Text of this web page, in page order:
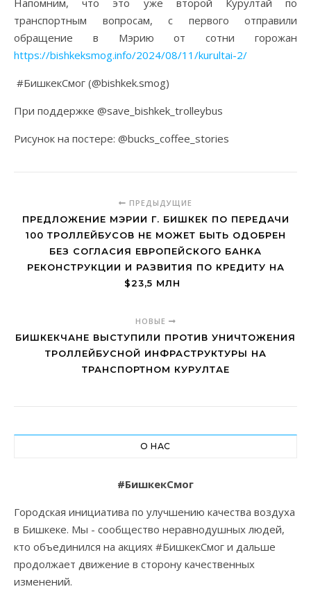
Напомним, что это уже второй Курултай по
транспортным вопросам, с первого отправили
обращение в Мэрию от сотни горожан
https://bishkeksmog.info/2024/08/11/kurultai-2/
#БишкекСмог (@bishkek.smog)
При поддержке @save_bishkek_trolleybus
Рисунок на постере: @bucks_coffee_stories
ПРЕДЫДУЩИЕ
ПРЕДЛОЖЕНИЕ МЭРИИ Г. БИШКЕК ПО ПЕРЕДАЧИ
100 ТРОЛЛЕЙБУСОВ НЕ МОЖЕТ БЫТЬ ОДОБРЕН
БЕЗ СОГЛАСИЯ ЕВРОПЕЙСКОГО БАНКА
РЕКОНСТРУКЦИИ И РАЗВИТИЯ ПО КРЕДИТУ НА
$23,5 МЛН
НОВЫЕ
БИШКЕКЧАНЕ ВЫСТУПИЛИ ПРОТИВ УНИЧТОЖЕНИЯ
ТРОЛЛЕЙБУСНОЙ ИНФРАСТРУКТУРЫ НА
ТРАНСПОРТНОМ КУРУЛТАЕ
О НАС
#БишкекСмог
Городская инициатива по улучшению качества воздуха
в Бишкеке. Мы - сообщество неравнодушных людей,
кто объединился на акциях #БишкекСмог и дальше
продолжает движение в сторону качественных
изменений.